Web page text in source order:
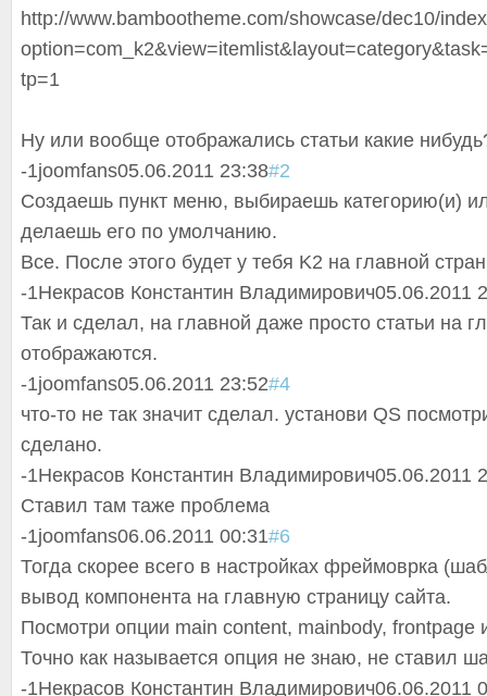
http://www.bambootheme.com/showcase/dec10/
tp=1
Ну или вообще отображались статьи какие
-1joomfans05.06.2011 23:38#2
Создаешь пункт меню, выбираешь категорию(и)
делаешь его по умолчанию.
Все. После этого будет у тебя K2 на главной
-1Некрасов Константин Владимирович05.06.2011
Так и сделал, на главной даже просто статьи на
отображаются.
-1joomfans05.06.2011 23:52#4
что-то не так значит сделал. установи QS
сделано.
-1Некрасов Константин Владимирович05.06.2011
Ставил там таже проблема
-1joomfans06.06.2011 00:31#6
Тогда скорее всего в настройках фреймоврка
вывод компонента на главную страницу сайта.
Посмотри опции main content, mainbody, frontpage
Точно как называется опция не знаю, не ставил
-1Некрасов Константин Владимирович06.06.2011